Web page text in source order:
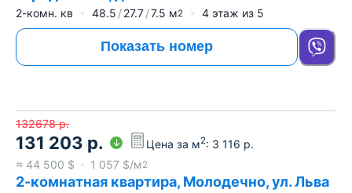
2-комн. кв 48.5 27.7 7.5 м2 4 этаж из 5
Показать номер
132678 р.
131 203 р. Цена за м2: 3 116 р.
≈ 44 500 $ 1 057 $/м2
2-комнатная квартира, Молодечно, ул. Льва